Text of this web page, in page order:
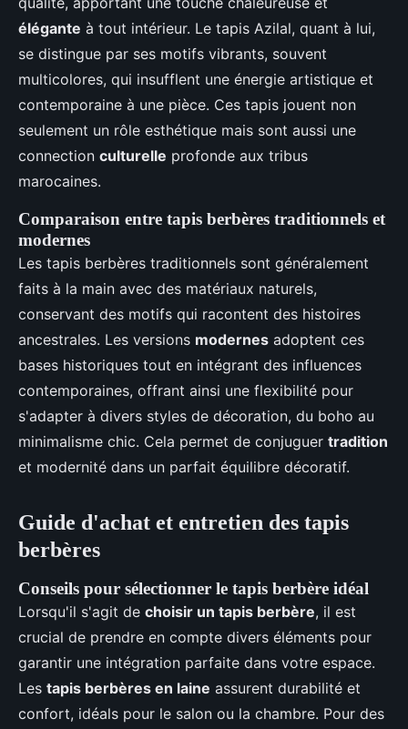
élégante à tout intérieur. Le tapis Azilal, quant à lui,
se distingue par ses motifs vibrants, souvent
multicolores, qui insufflent une énergie artistique et
contemporaine à une pièce. Ces tapis jouent non
seulement un rôle esthétique mais sont aussi une
connection culturelle profonde aux tribus
marocaines.
Comparaison entre tapis berbères traditionnels et
modernes
Les tapis berbères traditionnels sont généralement
faits à la main avec des matériaux naturels,
conservant des motifs qui racontent des histoires
ancestrales. Les versions modernes adoptent ces
bases historiques tout en intégrant des influences
contemporaines, offrant ainsi une flexibilité pour
s'adapter à divers styles de décoration, du boho au
minimalisme chic. Cela permet de conjuguer tradition
et modernité dans un parfait équilibre décoratif.
Guide d'achat et entretien des tapis
berbères
Conseils pour sélectionner le tapis berbère idéal
Lorsqu'il s'agit de choisir un tapis berbère, il est
crucial de prendre en compte divers éléments pour
garantir une intégration parfaite dans votre espace.
Les tapis berbères en laine assurent durabilité et
confort, idéals pour le salon ou la chambre. Pour des